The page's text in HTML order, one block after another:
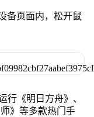
备页面内，松开鼠
行《明日方舟》、
》等多款热门手